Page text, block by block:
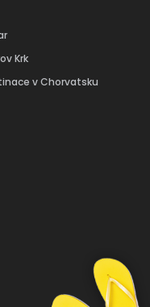
Krk
v Chorvatsku